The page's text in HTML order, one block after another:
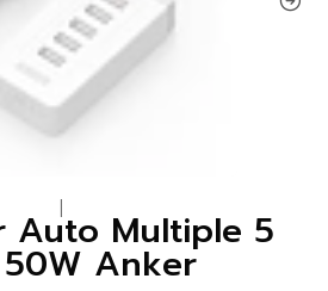
Auto Multiple 5
50W Anker